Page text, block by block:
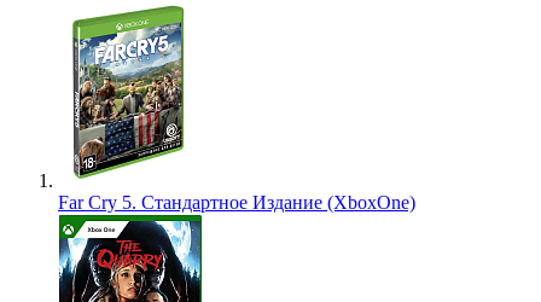
Far Cry 5. Стандартное Издание (XboxOne)